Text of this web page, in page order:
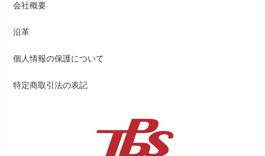
会社概要
沿革
個人情報の保護について
特定商取引法の表記